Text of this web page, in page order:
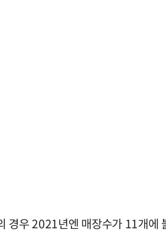
경우 2021년엔 매장수가 11개